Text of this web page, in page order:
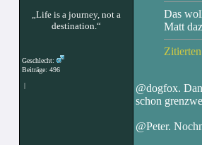
„Life is a journey, not a
destination.“
Geschlecht:
Beiträge: 496
|
Das
Matt
@dogfox.
schon
@Peter.